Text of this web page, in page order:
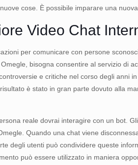
cose. È possibile imparare una
Video Chat
per comunicare con persone
bisogna consentire al servizio di
e critiche nel corso degli anni
è stato in gran parte dovuto alla
reale dovrai interagire con un bot.
Quando una chat viene
degli utenti può condividere queste
può essere utilizzato in maniera